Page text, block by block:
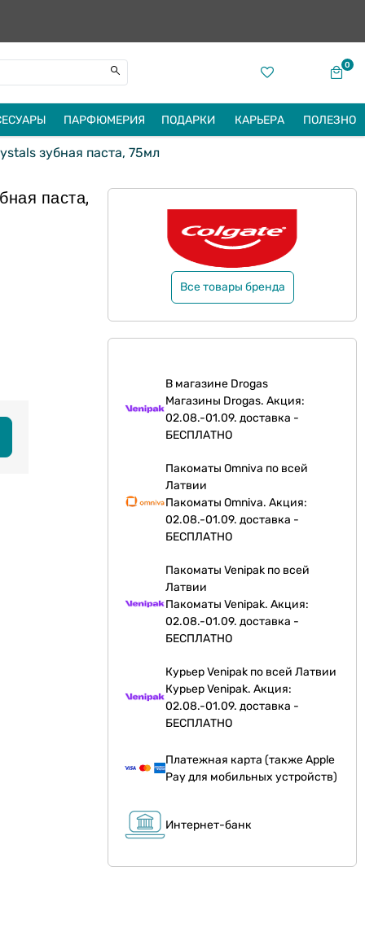
0
ПАРФЮМЕРИЯ ПОДАРКИ КАРЬЕРА ПОЛЕЗНО
зубная паста, 75мл
паста,
Все товары бренда
В магазине Drogas
Магазины Drogas. Акция:
02.08.-01.09. доставка -
БЕСПЛАТНО
Пакоматы Omniva по всей
Латвии
Пакоматы Omniva. Акция:
02.08.-01.09. доставка -
БЕСПЛАТНО
Пакоматы Venipak по всей
Латвии
Пакоматы Venipak. Акция:
02.08.-01.09. доставка -
БЕСПЛАТНО
Курьер Venipak по всей Латвии
Курьер Venipak. Акция:
02.08.-01.09. доставка -
БЕСПЛАТНО
Платежная карта (также Apple
Pay для мобильных устройств)
Интернет-банк